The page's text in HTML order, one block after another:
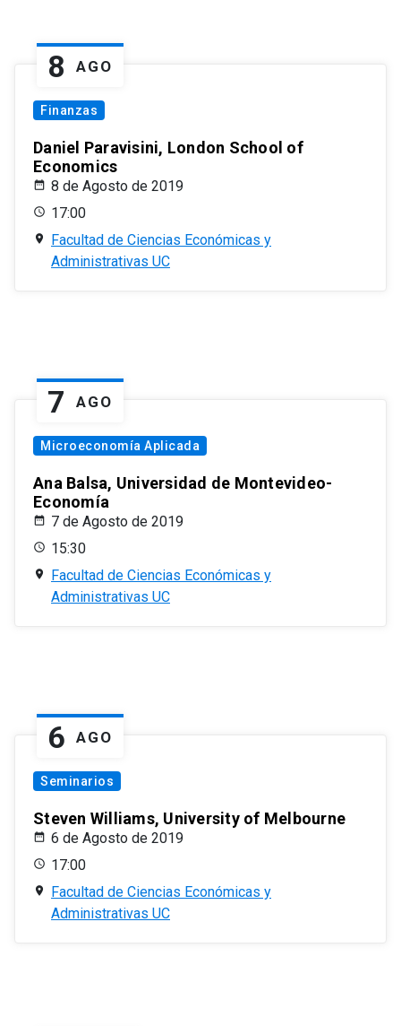
8 AGO
Finanzas
Daniel Paravisini, London School of
Economics
8 de Agosto de 2019
17:00
Facultad de Ciencias Económicas y
Administrativas UC
7 AGO
Microeconomía Aplicada
Ana Balsa, Universidad de Montevideo-
Economía
7 de Agosto de 2019
15:30
Facultad de Ciencias Económicas y
Administrativas UC
6 AGO
Seminarios
Steven Williams, University of Melbourne
6 de Agosto de 2019
17:00
Facultad de Ciencias Económicas y
Administrativas UC